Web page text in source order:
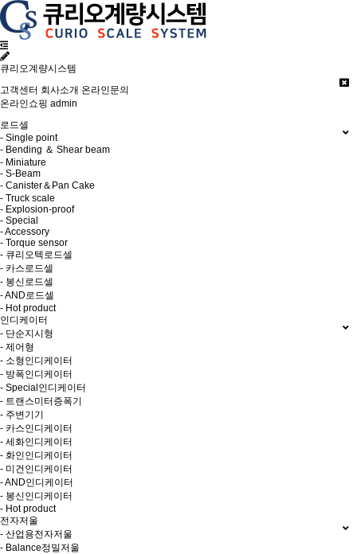
큐리오계량시스템
고객센터 회사소개 온라인문의
온라인쇼핑 admin
로드셀
- Single point
- Bending ＆ Shear beam
- Miniature
- S-Beam
- Canister＆Pan Cake
- Truck scale
- Explosion-proof
- Special
- Accessory
- Torque sensor
- 큐리오텍로드셀
- 카스로드셀
- 봉신로드셀
- AND로드셀
- Hot product
인디케이터
- 단순지시형
- 제어형
- 소형인디케이터
- 방폭인디케이터
- Special인디케이터
- 트랜스미터증폭기
- 주변기기
- 카스인디케이터
- 세화인디케이터
- 화인인디케이터
- 미건인디케이터
- AND인디케이터
- 봉신인디케이터
- Hot product
전자저울
- 산업용전자저울
- Balance정밀저울